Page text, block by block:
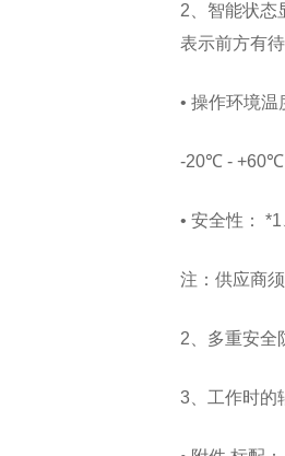
2、智能状态
表示前方有
• 操作环境
-20℃ - +60℃
• 安全性：
注：供应商
2、多重安全
3、工作时的